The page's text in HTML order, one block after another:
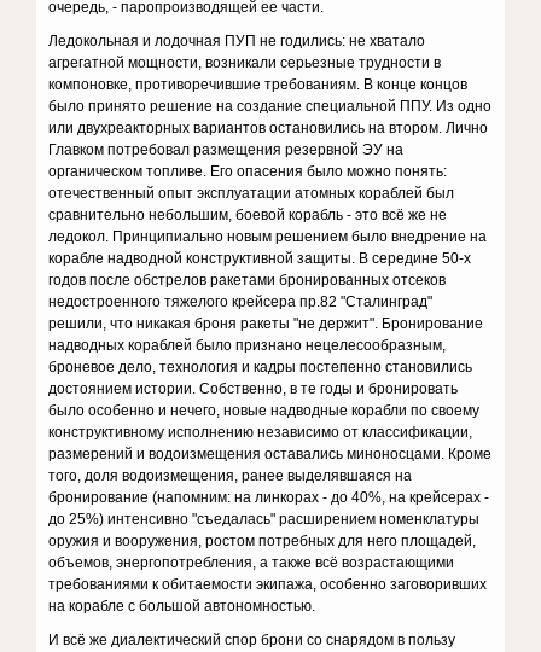
очередь, - паропроизводящей ее части.
Ледокольная и лодочная ПУП не годились: не хватало
агрегатной мощности, возникали серьезные трудности в
компоновке, противоречившие требованиям. В конце концов
было принято решение на создание специальной ППУ. Из одно
или двухреакторных вариантов остановились на втором. Лично
Главком потребовал размещения резервной ЭУ на
органическом топливе. Его опасения было можно понять:
отечественный опыт эксплуатации атомных кораблей был
сравнительно небольшим, боевой корабль - это всё же не
ледокол. Принципиально новым решением было внедрение на
корабле надводной конструктивной защиты. В середине 50-х
годов после обстрелов ракетами бронированных отсеков
недостроенного тяжелого крейсера пр.82 "Сталинград"
решили, что никакая броня ракеты "не держит". Бронирование
надводных кораблей было признано нецелесообразным,
броневое дело, технология и кадры постепенно становились
достоянием истории. Собственно, в те годы и бронировать
было особенно и нечего, новые надводные корабли по своему
конструктивному исполнению независимо от классификации,
размерений и водоизмещения оставались миноносцами. Кроме
того, доля водоизмещения, ранее выделявшаяся на
бронирование (напомним: на линкорах - до 40%, на крейсерах -
до 25%) интенсивно "съедалась" расширением номенклатуры
оружия и вооружения, ростом потребных для него площадей,
объемов, энергопотребления, а также всё возрастающими
требованиями к обитаемости экипажа, особенно заговоривших
на корабле с большой автономностью.
И всё же диалектический спор брони со снарядом в пользу